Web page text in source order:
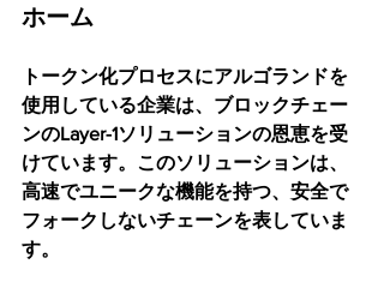
ホーム
トークン化プロセスにアルゴランドを
使用している企業は、ブロックチェー
ンのLayer-1ソリューションの恩恵を受
けています。このソリューションは、
高速でユニークな機能を持つ、安全で
フォークしないチェーンを表していま
す。